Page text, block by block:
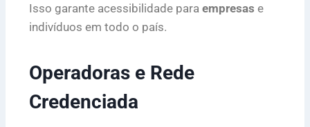
Isso garante acessibilidade para empresas e
indivíduos em todo o país.
Operadoras e Rede
Credenciada